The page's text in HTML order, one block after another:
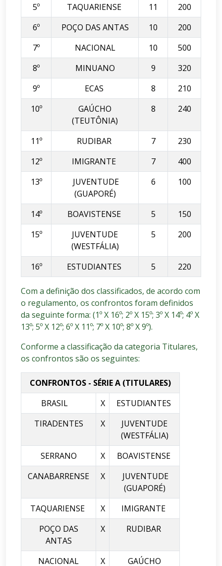
5º
TAQUARIENSE 11
200
6º
POÇO DAS ANTAS 10
200
7º
NACIONAL 10
500
8º
MINUANO 9
320
9º
ECAS 8
210
10º
GAÚCHO
(TEUTÔNIA)
8 240
11º RUDIBAR 7
230
12º
IMIGRANTE 7
400
13º
JUVENTUDE
(GUAPORÉ)
6 100
14º BOAVISTENSE 5
150
15º
JUVENTUDE
(WESTFÁLIA)
5 200
16º ESTUDIANTES 5 220
Com a definição dos classificados, de acordo com
o regulamento, os confrontos foram definidos
da seguinte forma: (1º X 16º; 2º X 15º; 3º X 14º; 4º X
13º; 5º X 12º; 6º X 11º; 7º X 10º; 8º X 9º).
Conforme a classificação da categoria Titulares,
os confrontos são os seguintes:
CONFRONTOS - SÉRIE A (TITULARES)
BRASIL
X
ESTUDIANTES
TIRADENTES
X
JUVENTUDE
(WESTFÁLIA)
SERRANO
X
BOAVISTENSE
CANABARRENSE
X
JUVENTUDE
(GUAPORÉ)
TAQUARIENSE
X
IMIGRANTE
POÇO DAS
ANTAS
X RUDIBAR
NACIONAL X
GAÚCHO